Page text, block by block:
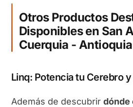
Otros Productos
Disponibles en San
Cuerquia - Antioquia
Linq: Potencia tu Cerebro
Además de descubrir dónde